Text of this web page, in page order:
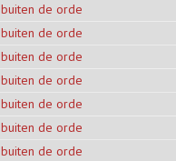
de orde
de orde
de orde
de orde
de orde
de orde
de orde